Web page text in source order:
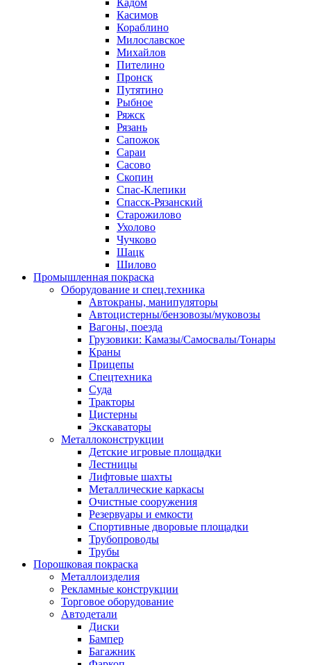
Касимов
Кораблино
Милославское
Михайлов
Пителино
Пронск
Путятино
Рыбное
Ряжск
Рязань
Сапожок
Сараи
Сасово
Скопин
Спас-Клепики
Спасск-Рязанский
Старожилово
Ухолово
Чучково
Шацк
Шилово
Промышленная покраска
Оборудование и спец.техника
Автокраны, манипуляторы
Автоцистерны/бензовозы/муковозы
Вагоны, поезда
Грузовики: Камазы/Самосвалы/Тонары
Краны
Прицепы
Спецтехника
Суда
Тракторы
Цистерны
Экскаваторы
Металлоконструкции
Детские игровые площадки
Лестницы
Лифтовые шахты
Металлические каркасы
Очистные сооружения
Резервуары и емкости
Спортивные дворовые площадки
Трубопроводы
Трубы
Порошковая покраска
Металлоизделия
Рекламные конструкции
Торговое оборудование
Автодетали
Диски
Бампер
Багажник